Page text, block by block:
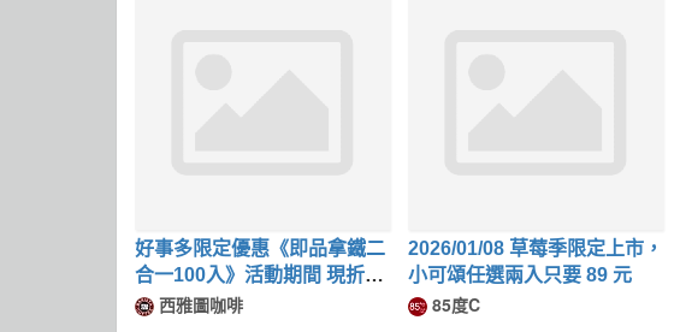
好事多限定優惠《即品拿鐵二
合一100入》活動期間 現折
$140元
西雅圖咖啡
2026/01/08 草莓季限定上市，
小可頌任選兩入只要 89 元
85度C